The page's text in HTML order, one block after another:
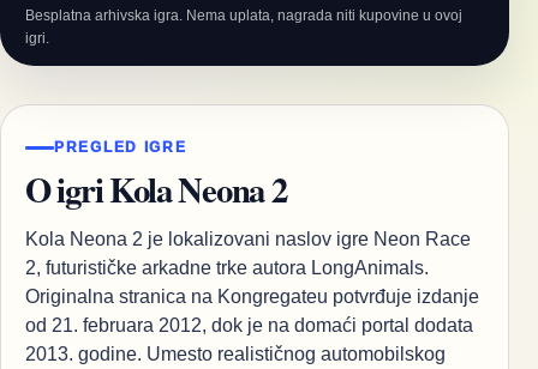
Besplatna arhivska igra. Nema uplata, nagrada niti kupovine u ovoj
igri.
PREGLED IGRE
O igri Kola Neona 2
Kola Neona 2 je lokalizovani naslov igre Neon Race
2, futurističke arkadne trke autora LongAnimals.
Originalna stranica na Kongregateu potvrđuje izdanje
od 21. februara 2012, dok je na domaći portal dodata
2013. godine. Umesto realističnog automobilskog